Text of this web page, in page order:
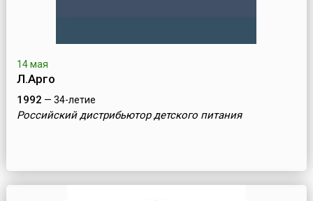
14 мая
Л.Арго
1992 — 34-летие
Российский дистрибьютор детского питания